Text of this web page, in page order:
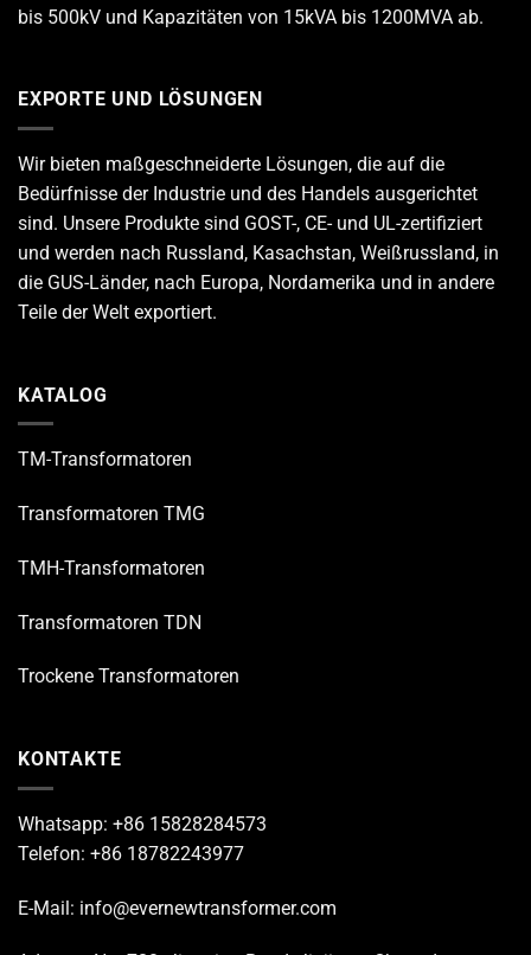
bis 500kV und Kapazitäten von 15kVA bis 1200MVA ab.
EXPORTE UND LÖSUNGEN
Wir bieten maßgeschneiderte Lösungen, die auf die
Bedürfnisse der Industrie und des Handels ausgerichtet
sind. Unsere Produkte sind GOST-, CE- und UL-zertifiziert
und werden nach Russland, Kasachstan, Weißrussland, in
die GUS-Länder, nach Europa, Nordamerika und in andere
Teile der Welt exportiert.
KATALOG
TM-Transformatoren
Transformatoren TMG
TMH-Transformatoren
Transformatoren TDN
Trockene Transformatoren
KONTAKTE
Whatsapp: +86 15828284573
Telefon: +86 18782243977
E-Mail: info@evernewtransformer.com